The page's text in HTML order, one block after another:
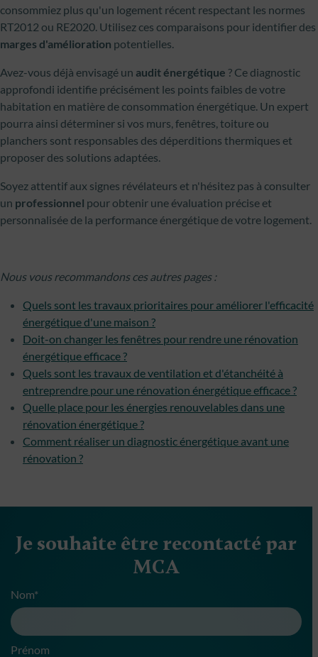
consommiez plus qu'un logement récent respectant les normes
RT2012 ou RE2020. Utilisez ces comparaisons pour identifier des
marges d'amélioration potentielles.
Avez-vous déjà envisagé un audit énergétique ? Ce diagnostic
approfondi identifie précisément les points faibles de votre
habitation en matière de consommation énergétique. Un expert
pourra ainsi déterminer si vos murs, fenêtres, toiture ou
planchers sont responsables des déperditions thermiques et
proposer des solutions adaptées.
Soyez attentif aux signes révélateurs et n'hésitez pas à consulter
un professionnel pour obtenir une évaluation précise et
personnalisée de la performance énergétique de votre logement.
Nous vous recommandons ces autres pages :
Quels sont les travaux prioritaires pour améliorer l'efficacité
énergétique d'une maison ?
Doit-on changer les fenêtres pour rendre une rénovation
énergétique efficace ?
Quels sont les travaux de ventilation et d'étanchéité à
entreprendre pour une rénovation énergétique efficace ?
Quelle place pour les énergies renouvelables dans une
rénovation énergétique ?
Comment réaliser un diagnostic énergétique avant une
rénovation ?
Je souhaite être recontacté par
MCA
Nom*
Prénom